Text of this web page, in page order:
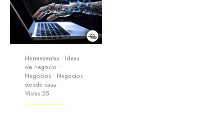
Herramientas • Ideas
de negocio •
Negocios • Negocios
desde casa
•
Vistas:25